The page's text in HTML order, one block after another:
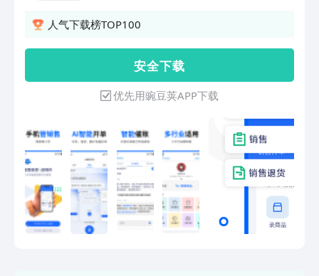
务、营销全流程数字化管理。支持AI智能
力企业降本增效。商品销售、库存、业绩
数据同步更新，信息实时共享，操作简
单、功能齐全。 【多平台电商对接】 1
个后台，管好多渠道生意。 七色米进销
存链接淘宝、京东、抖音、拼多多、快手
等15大主流电商平台，支持手动 / 自动
双模式同步。订单自动汇聚生成内部单
据，库存实时联动，从此告别多平台切
换、手工录入错漏与库存超卖，简化财务
对账流程，全方位提升多渠道电商运营效
率。 1.门店的仓库管理、库存管理、进
出货管理、销售管理、财务管理软件。
人气下载榜TOP100
安 全 下 载
优先用豌豆荚APP下载